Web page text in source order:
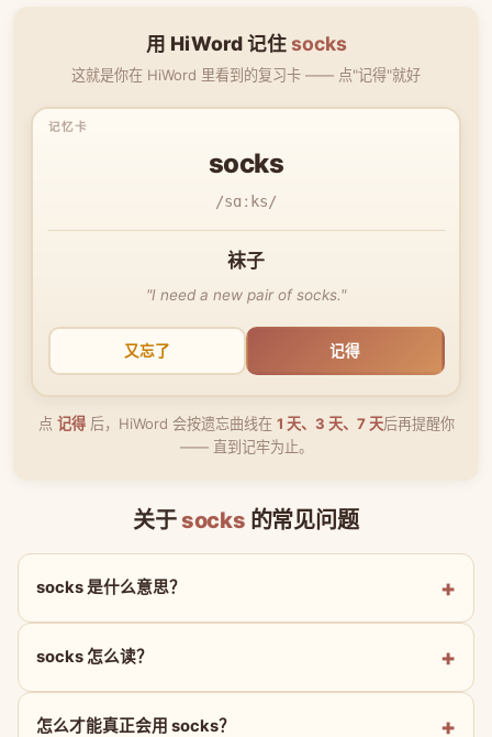
用 HiWord 记住socks
这就是你在 HiWord 里看到的复习卡 —— 点"记得"就好
socks
/sɑːks/
袜子
"I need a new pair of socks."
又忘了 记得
点 记得后，HiWord 会按遗忘曲线在 1 天、3 天、7 天后再提醒你
—— 直到记牢为止。
关于 socks 的常见问题
socks 是什么意思？
socks 怎么读？
怎么才能真正会用 socks？